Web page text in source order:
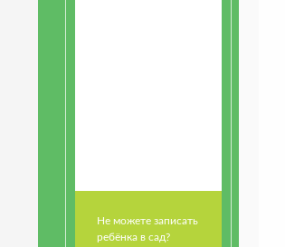
Не можете записать
ребёнка в сад?